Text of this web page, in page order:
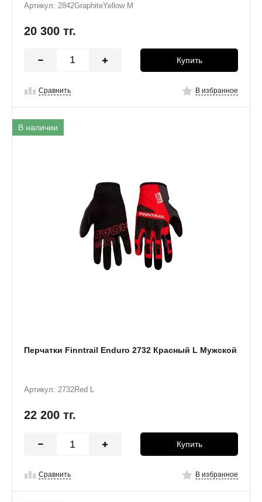
Артикул: 2842GraphiteYellow M
20 300 тг.
Купить
Сравнить В избранное
В наличии
Перчатки Finntrail Enduro 2732 Красный L Мужской
Артикул: 2732Red L
22 200 тг.
Купить
Сравнить В избранное